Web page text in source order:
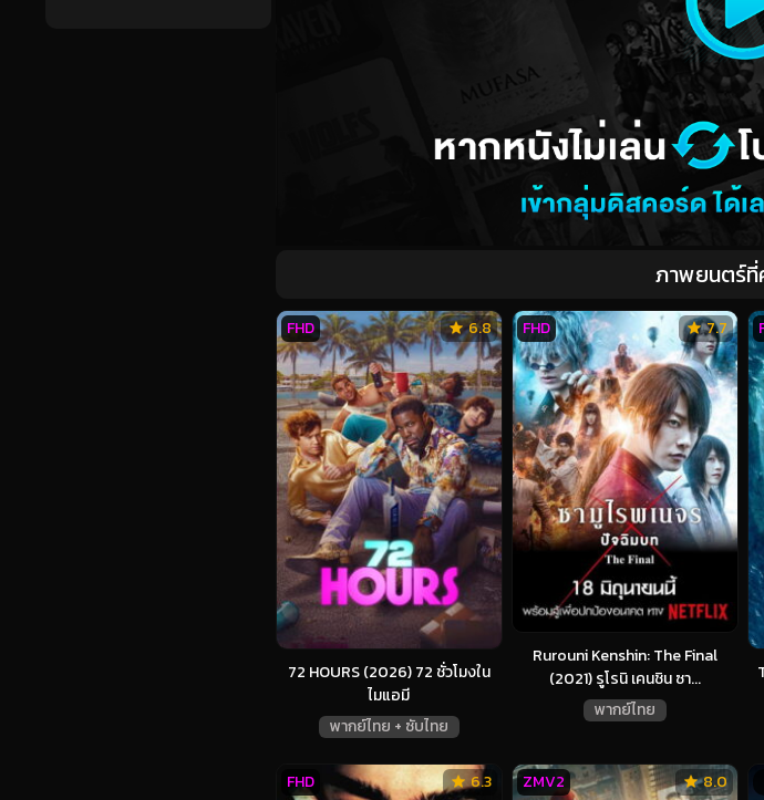
ภาพยนตร์
72 HOURS (2026) 72 ชั่วโมงใน
ไมแอมี
พากย์ไทย + ซับไทย
6.8
FHD
Rurouni Kenshin: The Final
(2021) รูโรนิ เคนชิน ซา...
พากย์ไทย
7.7
FHD
6.3
FHD 8.0
ZMV2